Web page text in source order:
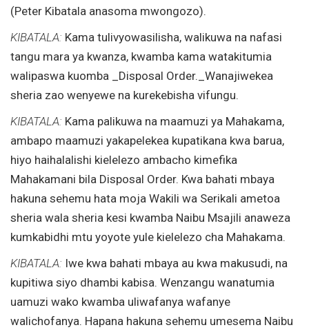
(Peter Kibatala anasoma mwongozo).
KIBATALA: Kama tulivyowasilisha, walikuwa na nafasi
tangu mara ya kwanza, kwamba kama watakitumia
walipaswa kuomba _Disposal Order._Wanajiwekea
sheria zao wenyewe na kurekebisha vifungu.
KIBATALA: Kama palikuwa na maamuzi ya Mahakama,
ambapo maamuzi yakapelekea kupatikana kwa barua,
hiyo haihalalishi kielelezo ambacho kimefika
Mahakamani bila Disposal Order. Kwa bahati mbaya
hakuna sehemu hata moja Wakili wa Serikali ametoa
sheria wala sheria kesi kwamba Naibu Msajili anaweza
kumkabidhi mtu yoyote yule kielelezo cha Mahakama.
KIBATALA: Iwe kwa bahati mbaya au kwa makusudi, na
kupitiwa siyo dhambi kabisa. Wenzangu wanatumia
uamuzi wako kwamba uliwafanya wafanye
walichofanya. Hapana hakuna sehemu umesema Naibu